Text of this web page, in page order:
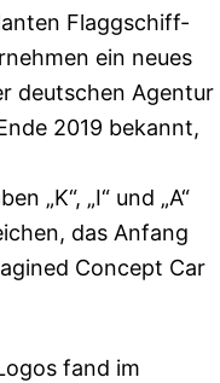
Flaggschiff-
ein neues
deutschen Agentur
2019 bekannt,
„K“, „I“ und „A“
das Anfang
Concept Car
fand im